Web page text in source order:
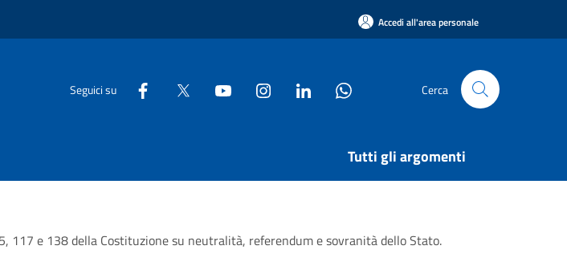
Accedi all'area personale
Seguici su Cerca
Tutti gli argomenti
117 e 138 della Costituzione su neutralità, referendum e sovranità dello Stato.